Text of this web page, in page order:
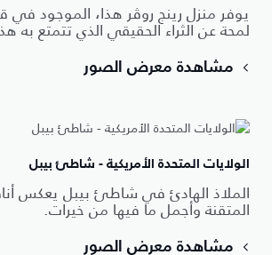
يوفر منزل رينج روڤر هذا، الموجود
لمحة عن الثراء الحقيقي الذي تتمتع به
مشاهدة معرض الصور
الولايات المتحدة الأمريكية - شاطئ بيبل
الملاذ الهادئ في شاطئ بيبل يعكس
المتقنة وأجمل ما فيها من خيرات.
مشاهدة معرض الصور